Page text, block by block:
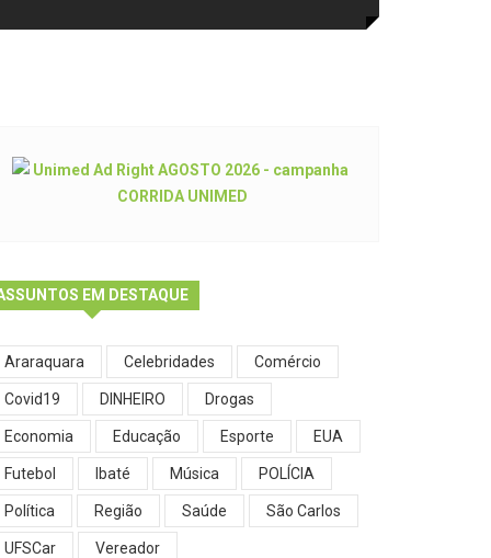
EM DESTAQUE
Araraquara Celebridades Comércio
Covid19 DINHEIRO Drogas
Economia Educação Esporte EUA
Futebol Ibaté Música POLÍCIA
Política Região Saúde São Carlos
UFSCar Vereador